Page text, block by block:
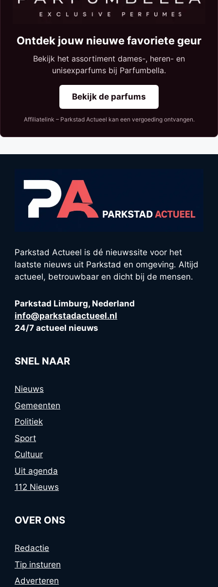
Ontdek jouw nieuwe favoriete geur
Bekijk het assortiment dames-, heren- en
unisexparfums bij Parfumbella.
Bekijk de parfums
Affiliatelink – Parkstad Actueel kan een vergoeding ontvangen.
Parkstad Actueel is dé nieuwssite voor het
laatste nieuws uit Parkstad en omgeving. Altijd
actueel, betrouwbaar en dicht bij de mensen.
Parkstad Limburg, Nederland
info@parkstadactueel.nl
24/7 actueel nieuws
SNEL NAAR
Nieuws
Gemeenten
Politiek
Sport
Cultuur
Uit agenda
112 Nieuws
OVER ONS
Redactie
Tip insturen
Adverteren